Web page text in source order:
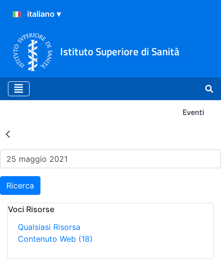
Istituto Superiore di Sanità
Eventi
Risultati della Ricerca -
Ricerca
Voci Risorse
Qualsiasi Risorsa
Contenuto Web (18)